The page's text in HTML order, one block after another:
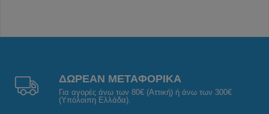
ΔΩΡΕΑΝ ΜΕΤΑΦΟΡΙΚΑ
Για αγορές άνω των 80€ (Αττική) ή άνω των 300€
(Υπόλοιπη Ελλάδα).